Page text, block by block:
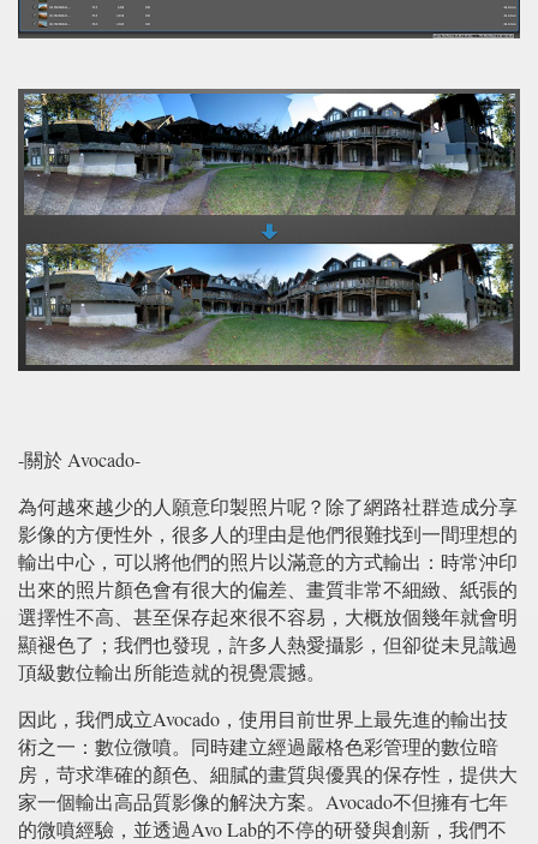
-關於 Avocado-
為何越來越少的人願意印製照片呢？除了網路社群造成分享
影像的方便性外，很多人的理由是他們很難找到一間理想的
輸出中心，可以將他們的照片以滿意的方式輸出：時常沖印
出來的照片顏色會有很大的偏差、畫質非常不細緻、紙張的
選擇性不高、甚至保存起來很不容易，大概放個幾年就會明
顯褪色了；我們也發現，許多人熱愛攝影，但卻從未見識過
頂級數位輸出所能造就的視覺震撼。
因此，我們成立Avocado，使用目前世界上最先進的輸出技
術之一：數位微噴。同時建立經過嚴格色彩管理的數位暗
房，苛求準確的顏色、細膩的畫質與優異的保存性，提供大
家一個輸出高品質影像的解決方案。Avocado不但擁有七年
的微噴經驗，並透過Avo Lab的不停的研發與創新，我們不